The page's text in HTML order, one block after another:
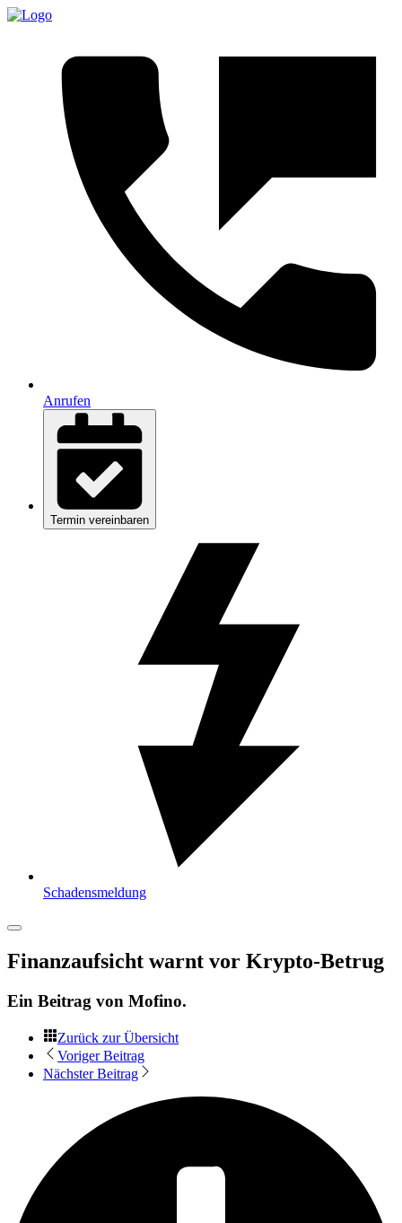
Anrufen
Termin vereinbaren
Schadensmeldung
Finanzaufsicht warnt vor Krypto-Betrug
Ein Beitrag von Mofino.
Zurück zur Übersicht
Voriger Beitrag
Nächster Beitrag